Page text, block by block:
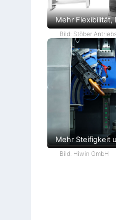
Mehr Flexibilität,
Bild: Stöber
Mehr Steifigkeit
Bild: Hiwin GmbH